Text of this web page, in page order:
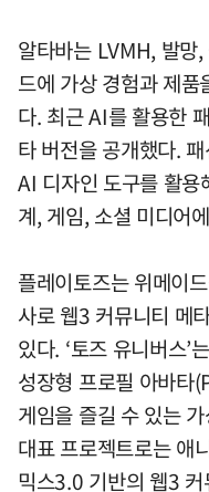
알타바는 LVMH, 발망
드에 가상 경험과 제
다. 최근 AI를 활용한
타 버전을 공개했다.
AI 디자인 도구를 활
계, 게임, 소셜 미디어
플레이토즈는 위메이
사로 웹3 커뮤니티 메
있다. ‘토즈 유니버스’
성장형 프로필 아바타
게임을 즐길 수 있는
대표 프로젝트로는 애
믹스3.0 기반의 웹3 커